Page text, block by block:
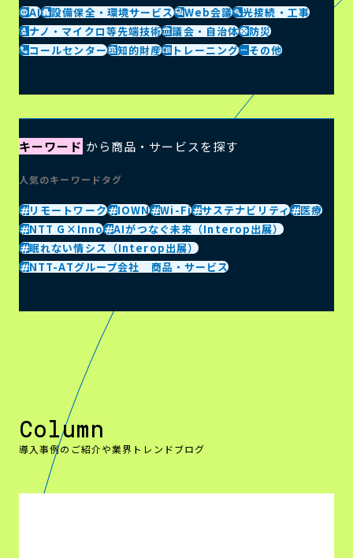
AI
設備保全・環境サービス Web会議
光接続・工事
ナノ・マイクロ等先端技術
議会・自治体
防災
コールセンター
知的財産 トレーニング その他
キーワード から商品・サービスを探す
人気のキーワードタグ
リモートワーク IOWN Wi-Fi サステナビリティ
医療
NTT G×Inno
AIがつなぐ未来（Interop出展）
眠れない情シス（Interop出展）
NTT-ATグループ会社 商品・サービス
Column
導入事例のご紹介や業界トレンドブログ